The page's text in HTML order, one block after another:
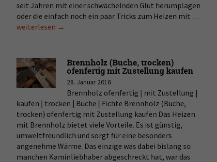
seit Jahren mit einer schwächelnden Glut herumplagen
oder die einfach noch ein paar Tricks zum Heizen mit …
weiterlesen →
Brennholz (Buche, trocken)
ofenfertig mit Zustellung kaufen
28. Januar 2016
Brennholz ofenfertig | mit Zustellung |
kaufen | trocken | Buche | Fichte Brennholz (Buche,
trocken) ofenfertig mit Zustellung kaufen Das Heizen
mit Brennholz bietet viele Vorteile. Es ist günstig,
umweltfreundlich und sorgt für eine besonders
angenehme Wärme. Das einzige was dabei bislang so
manchen Kaminliebhaber abgeschreckt hat, war das